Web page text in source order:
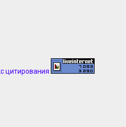
разметку после жалоб прокурору